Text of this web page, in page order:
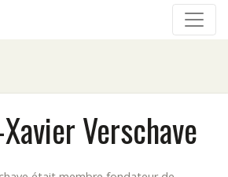
Verschave